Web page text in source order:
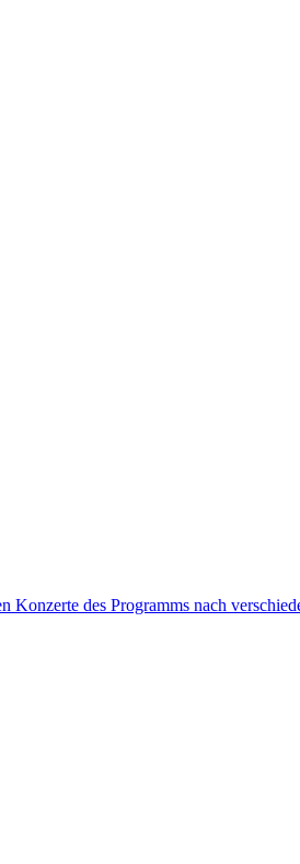
Konzerte des Programms nach